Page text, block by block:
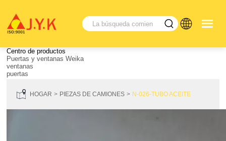
Centro de productos
Puertas y ventanas Weika
ventanas
puertas
HOGAR PIEZAS DE CAMIONES N-026-TUBO ACEITE